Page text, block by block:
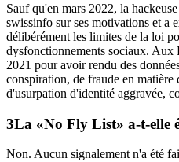
Sauf qu'en mars 2022, la
swissinfo sur ses motivations et a
délibérément les limites de la loi
dysfonctionnements sociaux. Aux
2021 pour avoir rendu des
conspiration, de fraude en matière
d'usurpation d'identité aggravée,
La «No Fly List» a-t-elle
Non. Aucun signalement n'a été